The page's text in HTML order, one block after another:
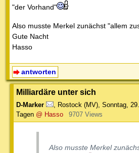
"der Vorhand"
Also musste Merkel zunächst "allem
Gute Nacht
Hasso
antworten
Milliardäre unter sich
D-Marker Rostock (MV) Sonntag,
Tagen @ Hasso 9707 Views
Also musste Merkel